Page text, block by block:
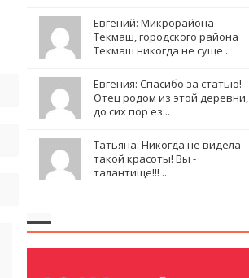
Евгений: Микрорайона
Текмаш, городского района
Текмаш никогда не суще ..
Евгения: Спасибо за статью!
Отец родом из этой деревни,
до сих пор ез ..
Татьяна: Никогда не видела
такой красоты! Вы -
талантище!!! ..